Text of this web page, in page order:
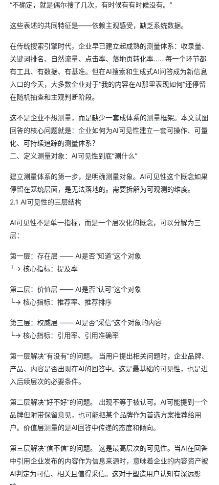
“不确定，就是偶尔搜了几次，有时候有有时候没有。”
这些表述的共同特征是——依赖主观感受，缺乏系统数据。
在传统搜索引擎时代，企业早已建立起成熟的测量体系：收录量、
关键词排名、自然流量、点击率、落地页转化率……每一个环节都
有工具、有数据、有基准。但在AI搜索和生成式AI问答成为新信息
入口的今天，大多数企业对于“我的内容在AI那里表现如何”还停留
在随机抽查和主观判断阶段。
这不是企业不想测量，而是缺少一套成体系的测量框架。本文试图
回答的核心问题就是：企业如何为AI可见性建立一套可操作、可量
化、可持续追踪的测量体系？
二、定义测量对象：AI可见性到底“测什么”
建立测量体系的第一步，是明确测量对象。AI可见性这个概念如果
停留在笼统层面，是无法落地的。需要拆解为可观测的维度。
2.1 AI可见性的三层结构
AI可见性不是单一指标，而是一个层次化的概念，可以分解为三
层：
第一层：存在层 —— AI是否“知道”这个对象
└→ 核心指标：提及率
第二层：价值层 —— AI是否“认可”这个对象
└→ 核心指标：推荐率、推荐排序
第三层：权威层 —— AI是否“采信”这个对象的内容
└→ 核心指标：引用率、引用准确率
第一层解决“有没有”的问题。 当用户提出相关问题时，企业品牌、
产品、内容是否出现在AI的回答中。这是最基础的可见性，也是进
入后续层次的必要条件。
第二层解决“好不好”的问题。 出现不等于被认可。AI可能提到一个
品牌但附带保留意见，也可能把某个品牌作为首选方案推荐给用
户。价值层测量的是AI回答中传递的态度和倾向。
第三层解决“信不信”的问题。 这是最高层次的可见性。当AI在回答
中引用企业发布的内容作为信息来源时，意味着企业的内容资产被
AI判定为可信、相关且值得采信。这对于塑造用户认知有深远影